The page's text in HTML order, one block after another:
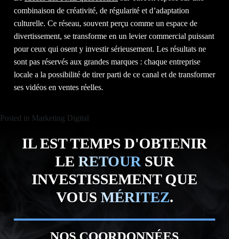
combinaison de créativité, de régularité et d’adaptation
culturelle. Ce réseau, souvent perçu comme un espace de
divertissement, se transforme en un levier commercial puissant
pour ceux qui osent y investir sérieusement. Les résultats ne
sont pas réservés aux grandes marques : chaque entreprise
locale a la possibilité de tirer parti de ce canal et de transformer
ses vidéos en ventes réelles.
Posted in Marketing Digital
IL EST TEMPS D'OBTENIR
LE RETOURSUR
INVESTISSEMENT QUE
VOUS MÉRITEZ.